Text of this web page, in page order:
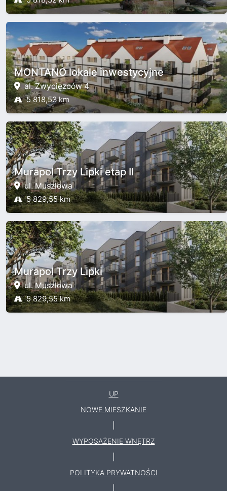
MONTANO lokale inwestycyjne
al. Zwycięzców 4
5 818,53 km
Murapol Trzy Lipki etap II
ul. Muszlowa
5 829,55 km
Murapol Trzy Lipki
ul. Muszlowa
5 829,55 km
UP
NOWE MIESZKANIE
WYPOSAŻENIE WNĘTRZ
POLITYKA PRYWATNOŚCI